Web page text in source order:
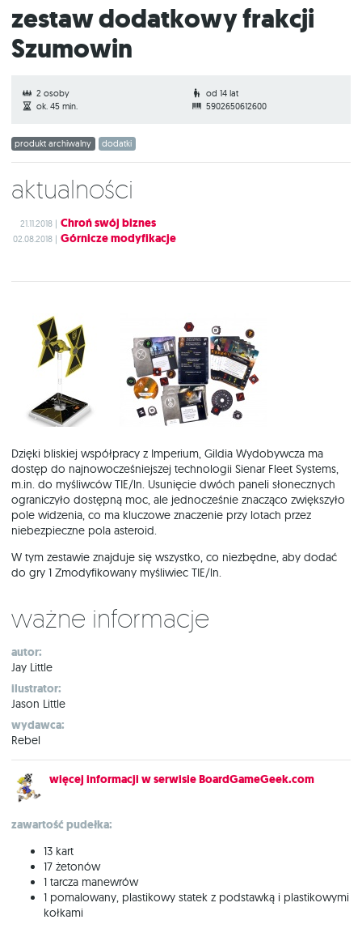
Zestaw dodatkowy frakcji
Szumowin
2 osoby
od 14 lat
ok. 45 min.
5902650612600
produkt archiwalny dodatki
Aktualności
21.11.2018 | Chroń swój biznes
02.08.2018 | Górnicze modyfikacje
‭Dzięki bliskiej współpracy z Imperium, Gildia Wydobywcza ma
dostęp ‭do najnowocześniejszej technologii Sienar Fleet Systems,
m.in. do ‭myśliwców TIE/ln. Usunięcie dwóch paneli słonecznych
ograniczyło ‭dostępną moc, ale jednocześnie znacząco zwiększyło
pole widzenia, co ‭ma kluczowe znaczenie przy lotach przez
niebezpieczne pola asteroid.
W tym zestawie znajduje się wszystko, co niezbędne, aby dodać
do gry 1 Zmodyfikowany myśliwiec TIE/ln.
Ważne informacje
autor:
Jay Little
ilustrator:
Jason Little
wydawca:
Rebel
więcej informacji w serwisie BoardGameGeek.com
zawartość pudełka:
13 kart
17 żetonów
1 tarcza manewrów
1 pomalowany, plastikowy statek z podstawką i plastikowymi
kołkami